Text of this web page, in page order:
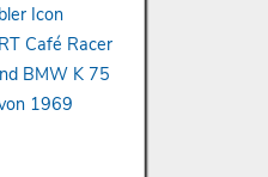
Icon
Café Racer
BMW K 75
1969